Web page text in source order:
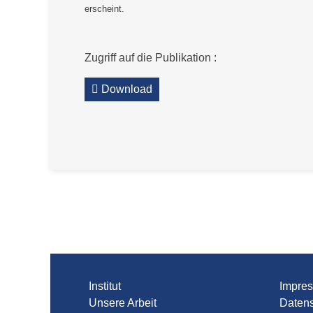
erscheint.
Zugriff auf die Publikation :
Download
Institut
Unsere Arbeit